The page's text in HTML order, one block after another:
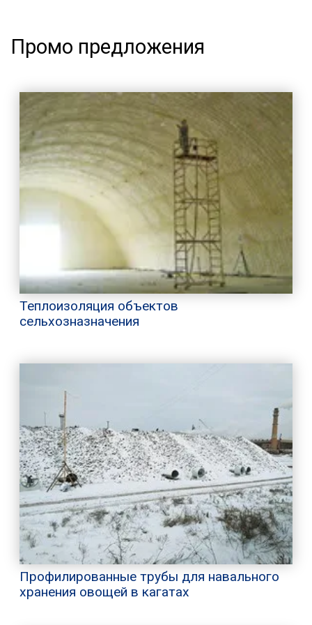
Промо предложения
Теплоизоляция объектов
сельхозназначения
Профилированные трубы для навального
хранения овощей в кагатах